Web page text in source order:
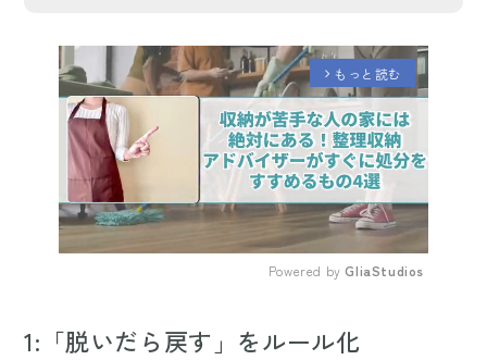
arrow_forward_ios もっと読む
Powered by GliaStudios
1:「脱いだら戻す」をルール化